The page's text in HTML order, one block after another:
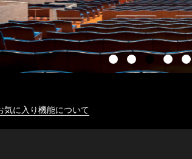
気に入り機能について